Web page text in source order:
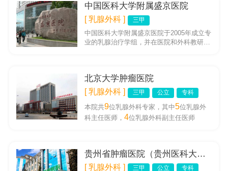
中国医科大学附属盛京医院
[ 乳腺外科 ] 三甲
中国医科大学附属盛京医院于2005年成立专
业的乳腺治疗学组，并在医院和外科教研室
北京大学肿瘤医院
[ 乳腺外科 ] 三甲 公立 专科
本院共9位乳腺外科专家，其中5位乳腺外
科主任医师，4位乳腺外科副主任医师
贵州省肿瘤医院（贵州医科大学附属肿瘤医院）
[ 乳腺外科 ] 三甲 公立 专科